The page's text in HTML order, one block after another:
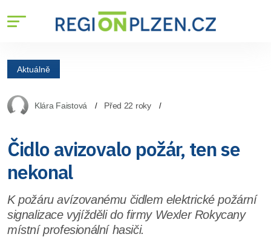
Aktuálně
Klára Faistová Před 22 roky
Čidlo avizovalo požár, ten se
nekonal
K požáru avízovanému čidlem elektrické požární
signalizace vyjížděli do firmy Wexler Rokycany
místní profesionální hasiči.